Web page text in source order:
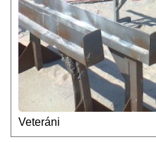
Veteráni